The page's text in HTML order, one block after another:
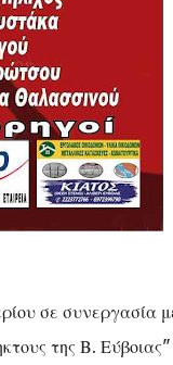
σε συνεργασία
της Β.